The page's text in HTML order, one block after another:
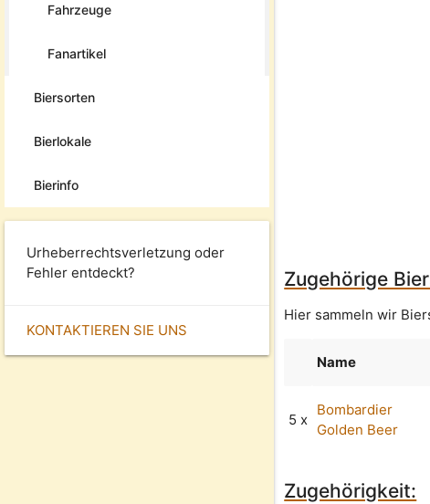
Fahrzeuge
Fanartikel
Biersorten
Bierlokale
Bierinfo
Urheberrechtsverletzung oder
Fehler entdeckt?
KONTAKTIEREN SIE UNS
Zugehörige
Hier sammeln wir
Name
5 x
Bombardier
Golden Beer
Zugehörigkeit: